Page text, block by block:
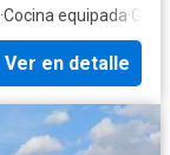
·Cocina equipada·
Ver en detalle